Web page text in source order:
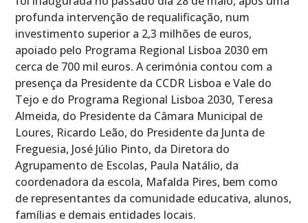
profunda intervenção de requalificação, num
investimento superior a 2,3 milhões de euros,
apoiado pelo Programa Regional Lisboa 2030 em
cerca de 700 mil euros. A cerimónia contou com a
presença da Presidente da CCDR Lisboa e Vale do
Tejo e do Programa Regional Lisboa 2030, Teresa
Almeida, do Presidente da Câmara Municipal de
Loures, Ricardo Leão, do Presidente da Junta de
Freguesia, José Júlio Pinto, da Diretora do
Agrupamento de Escolas, Paula Natálio, da
coordenadora da escola, Mafalda Pires, bem como
de representantes da comunidade educativa, alunos,
famílias e demais entidades locais.